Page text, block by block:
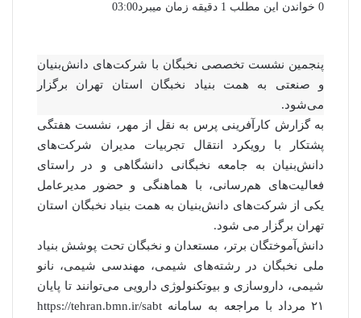
03:00
0 خواندن این مطلب 1 دقیقه زمان میبرد
پنجمین نشست تخصصی نخبگان با شرکت‌های دانش‌بنیان
و صنعتی به همت بنیاد نخبگان استان تهران برگزار
می‎‌شود.
به گزارش کارآفرینی پرس به نقل از مهر، نشست هفتگی
پشتکار با رویکرد انتقال تجربیات مدیران شرکت‌های
دانش‌بنیان به جامعه نخبگانی دانشگاهی و در راستای
فعالیت‌های هم‌رسانی، با هماهنگی و حضور مدیرعامل
یکی از شرکت‌های دانش‌بنیان به همت بنیاد نخبگان استان
تهران برگزار می شود.
دانش‌آموختگان برتر، مستعدان و نخبگان تحت پوشش بنیاد
ملی نخبگان در رشته‌های شیمی، مهندسی شیمی، نانو
شیمی، داروسازی و بیوتکنولوژی دارویی می‌توانند تا پایان
۲۱ مرداد با مراجعه به سامانه https://tehran.bmn.ir/sabt